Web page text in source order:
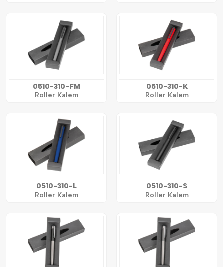
0510-310-FM
Roller Kalem
0510-310-K
Roller Kalem
0510-310-L
Roller Kalem
0510-310-S
Roller Kalem